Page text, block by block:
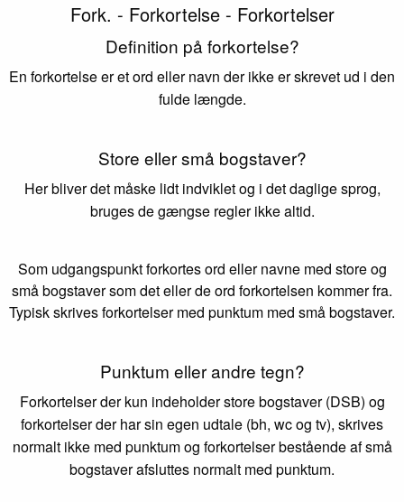
Fork. - Forkortelse - Forkortelser
Definition på forkortelse?
En forkortelse er et ord eller navn der ikke er skrevet ud i den
fulde længde.
Store eller små bogstaver?
Her bliver det måske lidt indviklet og i det daglige sprog,
bruges de gængse regler ikke altid.
Som udgangspunkt forkortes ord eller navne med store og
små bogstaver som det eller de ord forkortelsen kommer fra.
Typisk skrives forkortelser med punktum med små bogstaver.
Punktum eller andre tegn?
Forkortelser der kun indeholder store bogstaver (DSB) og
forkortelser der har sin egen udtale (bh, wc og tv), skrives
normalt ikke med punktum og forkortelser bestående af små
bogstaver afsluttes normalt med punktum.